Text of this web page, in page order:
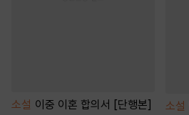
소설 이중 이혼 합의서 [단행본] 소설